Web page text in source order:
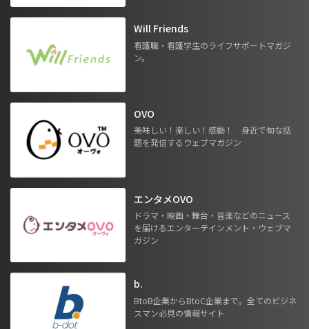
Will Friends
看護職・看護学生のライフサポートマガジ
ン。
OVO
美味しい！楽しい！感動！ 身近で旬な話
題を発信するウェブマガジン
エンタメOVO
ドラマ・映画・舞台・音楽などのニュース
を届けるエンターテインメント・ウェブマ
ガジン
b.
BtoB企業からBtoC企業まで。全てのビジネ
スマン必見の情報サイト